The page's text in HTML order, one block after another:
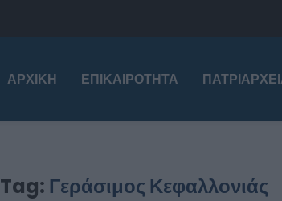
ΑΡΧΙΚΉ ΕΠΙΚΑΙΡΌΤΗΤΑ
Tag: Γεράσιμος Κεφαλλονιάς